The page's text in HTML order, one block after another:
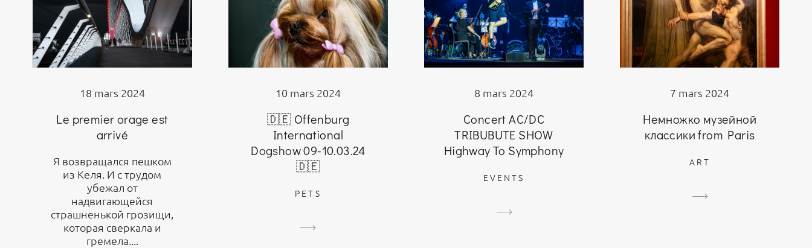
18 mars 2024
Le premier orage est
arrivé
Я возвращался пешком
из Келя. И с трудом
убежал от
надвигающейся
страшненькой грозищи,
которая сверкала и
гремела....
10 mars 2024
🇩🇪 Offenburg
International
Dogshow 09-10.03.24
🇩🇪
PETS
8 mars 2024
Concert AC/DC
TRIBUBUTE SHOW
Highway To Symphony
EVENTS
7 mars 2024
Немножко музейной
классики from Paris
ART